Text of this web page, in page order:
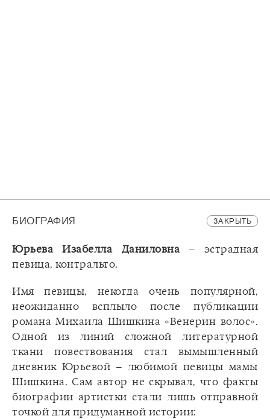
БИОГРАФИЯ ЗАКРЫТЬ
Юрьева Изабелла Даниловна– эстрадная
певица, контральто.
Имя певицы, некогда очень популярной,
неожиданно всплыло после публикации
романа Михаила Шишкина «Венерин волос».
Одной из линий сложной литературной
ткани повествования стал вымышленный
дневник Юрьевой – любимой певицы мамы
Шишкина. Сам автор не скрывал, что факты
биографии артистки стали лишь отправной
точкой для придуманной истории: